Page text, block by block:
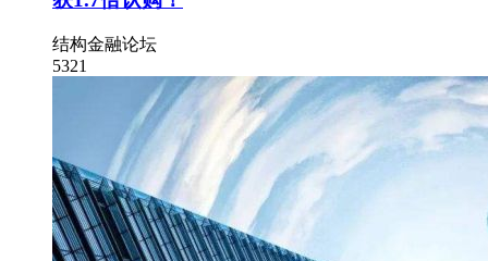
结构金融论坛
5321